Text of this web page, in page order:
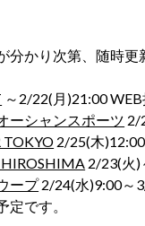
分かり次第、随時更
～2/22(月)21:00
ーシャンスポーツ 2/
TOKYO 2/25(木
2/23(火)
ープ2/24(水)9:00～
定です。